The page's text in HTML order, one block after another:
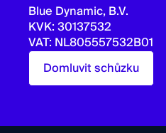
Blue Dynamic, B.V.
KVK: 30137532
VAT: NL805557532B01
Domluvit schůzku